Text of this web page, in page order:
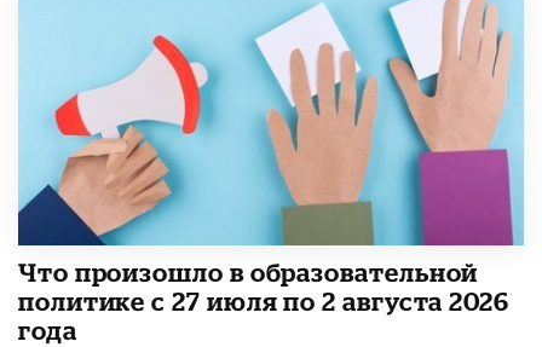
​Что произошло в образовательной
политике с 27 июля по 2 августа 2026
года